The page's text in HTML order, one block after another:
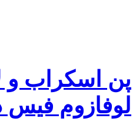
پن اسکراب و
لوفازوم